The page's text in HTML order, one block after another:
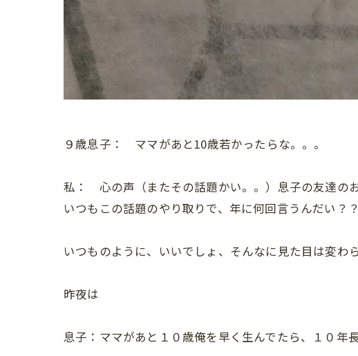
９歳息子： ママがあと10歳若かったらな。。。
私： 心の声（またその話題かい。。）息子の友達の
いつもこの話題のやり取りで、年に何回言うんだい？
いつものように、いいでしょ、そんなに見た目は変
昨夜は
息子：ママがあと１０歳俺を早く生んでたら、１０年